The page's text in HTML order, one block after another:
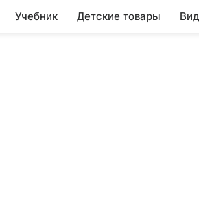
Учебник Детские товары